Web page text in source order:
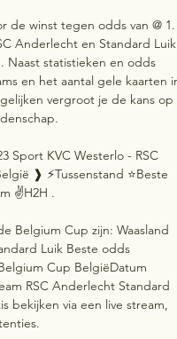
de winst tegen odds van @ 1.
Anderlecht en Standard Luik
Naast statistieken en odds
en het aantal gele kaarten
vergroot je de kans op
Sport KVC Westerlo - RSC
❱ ⚡Tussenstand ⭐Beste
✌H2H .
Belgium Cup zijn: Waasland
Luik Beste odds
Cup BelgiëDatum
RSC Anderlecht Standard
bekijken via een live stream,